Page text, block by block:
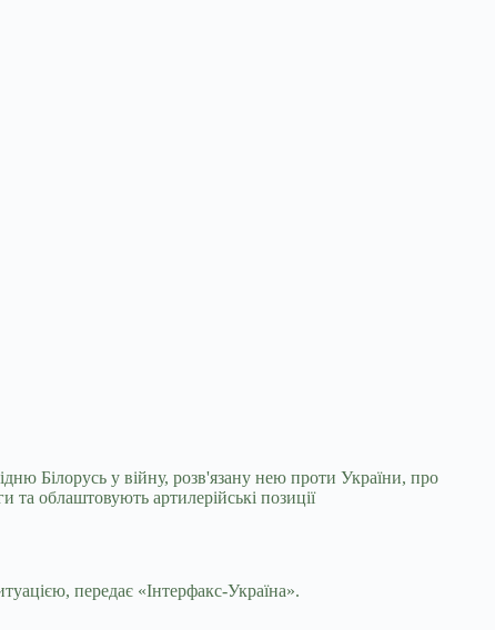
Білорусь у війну, розв'язану нею проти України, про
облаштовують артилерійські позиції
передає «Інтерфакс-Україна».